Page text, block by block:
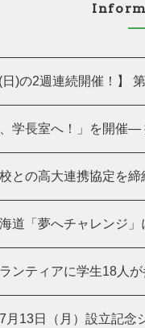
日)の2週連続開催！】
学長室へ！」を開催
との高大連携協定を締
道「夢へチャレンジ
ンティアに学生18人
7月13日（月）設立記